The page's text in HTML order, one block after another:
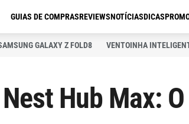
GUIAS DE COMPRASREVIEWSNOTÍCIASDICAS
GALAXY Z FOLD8 VENTOINHA
Hub Max: